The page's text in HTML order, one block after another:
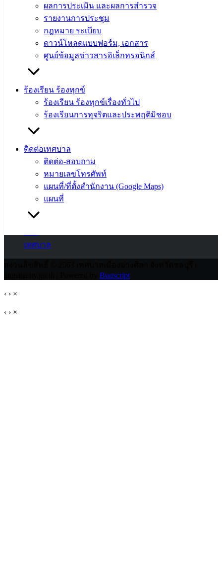
ผลการประเมิน และผลการสำรวจ
รายงานการประชุม
กฎหมาย ระเบียบ
ดาวน์โหลดแบบฟอร์ม, เอกสาร
ศูนย์ข้อมูลข่าวสารอิเล็กทรอนิกส์
ร้องเรียน ร้องทุกข์
ร้องเรียน ร้องทุกข์เรื่องทั่วไป
ร้องเรียนการทุจริตและประพฤติมิชอบ
ติดต่อเทศบาล
ติดต่อ-สอบถาม
หมายเลขโทรศัพท์
แผนที่/ที่ตั้งสำนักงาน (Google Maps)
แผนที่
อิเล็กทรอนิกส์
องค์
ความรู้
(Knowledge
Management)
ติดต่อ
เทศบาล
สายตรง
นายก
ประวัติ
เทศบาล
ราชการ
เทศบาล
Buuscript
‹ › ×
‹ › ×